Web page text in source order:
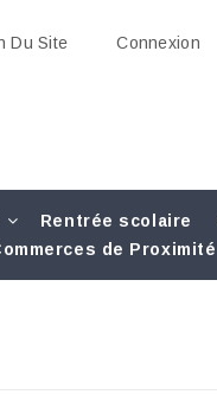
Du Site Connexion
Rentrée scolaire
de Proximité